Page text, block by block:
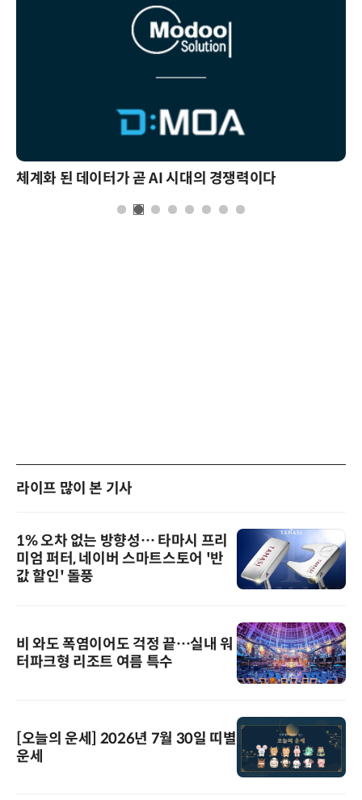
체계화 된 데이터가 곧 AI 시대의 경쟁력이다
라이프 많이 본 기사
1% 오차 없는 방향성… 타마시 프리
미엄 퍼터, 네이버 스마트스토어 '반
값 할인' 돌풍
비 와도 폭염이어도 걱정 끝…실내 워
터파크형 리조트 여름 특수
[오늘의 운세] 2026년 7월 30일 띠별
운세